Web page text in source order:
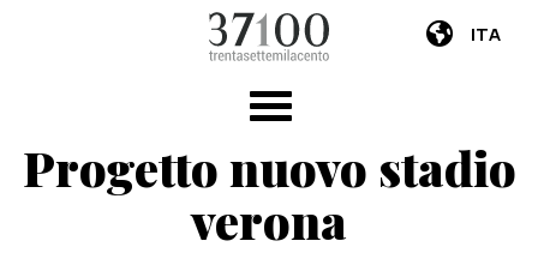
ITA
Progetto nuovo stadio
verona